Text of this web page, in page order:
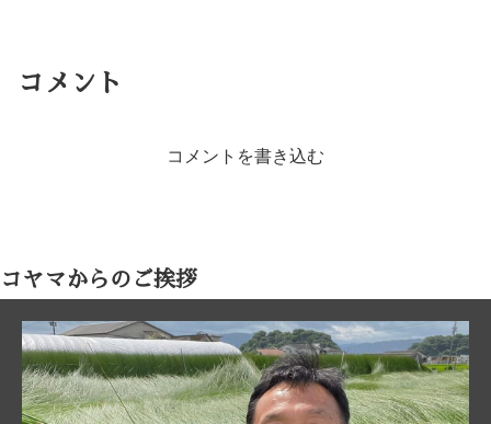
コメント
コメントを書き込む
コヤマからのご挨拶